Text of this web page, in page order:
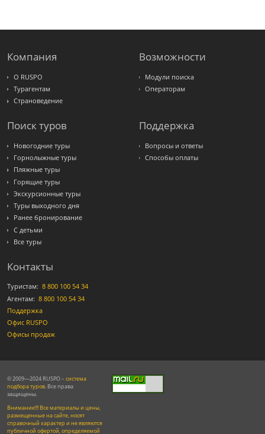
Интурист
Компания
О RUSPO
Турагентам
Страноведение
Возможности
Модули поиска
Операторам
Поиск туров
Новогодние туры
Горнолыжные туры
Пляжные туры
Горящие туры
Экскурсионные туры
Туры выходного дня
Ранее бронирование
С детьми
Все туры
Поддержка
Вопросы и ответы
Способы оплаты
Контакты
Туристам: 8 800 100 54 34
Агентам: 8 800 100 54 34
Поддержка
Офис RUSPO
Офисы продаж
© 2009—2024 RUSPO – система
подбора туров. Все права
защищены.
Внимание!!! Все материалы и цены,
размещенные на сайте, носят
справочный характер и не являются
публичной офертой, определяемой